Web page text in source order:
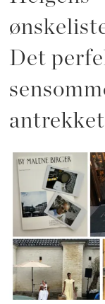
Det
antrekket